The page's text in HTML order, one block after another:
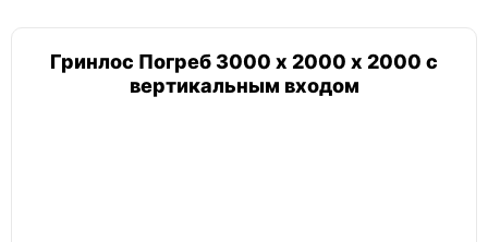
Гринлос Погреб 3000 х 2000 х 2000 с
вертикальным входом